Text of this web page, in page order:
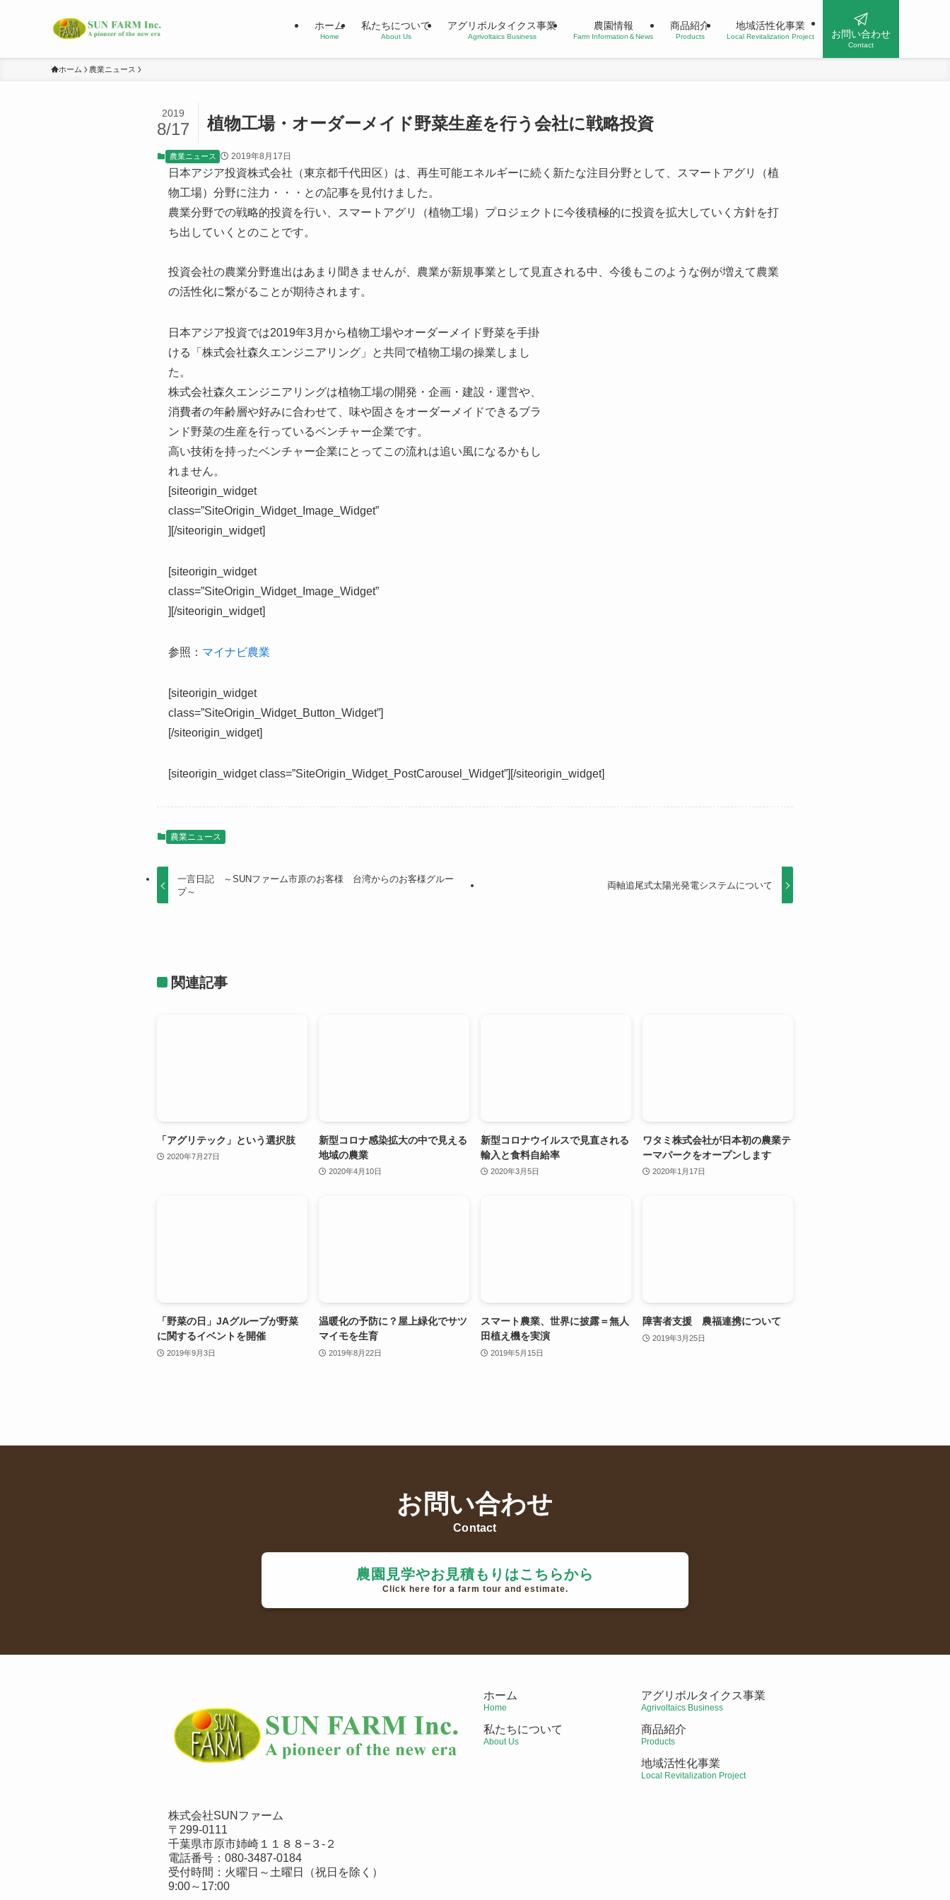
ホーム
Home
私たちについて
About Us
アグリボルタイクス事業
Agrivoltaics Business
農園情報
Farm Information＆News
商品紹介
Products
地域活性化事業
Local Revitalization Project お問い合わせ
Contact
ホーム 農業ニュース
植物⼯場・オーダーメイド野菜⽣産を行う会社に戦略投資
2019
8/17
農業ニュース 2019年8月17日
日本アジア投資株式会社（東京都千代⽥区）は、再⽣可能エネルギーに続く新たな注目分野として、スマートアグリ（植
物⼯場）分野に注力・・・との記事を見付けました。
農業分野での戦略的投資を行い、スマートアグリ（植物⼯場）プロジェクトに今後積極的に投資を拡⼤していく⽅針を打
ち出していくとのことです。
投資会社の農業分野進出はあまり聞きませんが、農業が新規事業として見直される中、今後もこのような例が増えて農業
の活性化に繋がることが期待されます。
日本アジア投資では2019年3月から植物⼯場やオーダーメイド野菜を手掛
ける「株式会社森久エンジニアリング」と共同で植物工場の操業しまし
た。
株式会社森久エンジニアリングは植物⼯場の開発・企画・建設・運営や、
消費者の年齢層や好みに合わせて、味や固さをオーダーメイドできるブラ
ンド野菜の生産を行っているベンチャー企業です。
高い技術を持ったベンチャー企業にとってこの流れは追い風になるかもし
れません。
[siteorigin_widget
class=”SiteOrigin_Widget_Image_Widget”
] [/siteorigin_widget]
[siteorigin_widget
class=”SiteOrigin_Widget_Image_Widget”
] [/siteorigin_widget]
参照： マイナビ農業
[siteorigin_widget
class=”SiteOrigin_Widget_Button_Widget”]
[/siteorigin_widget]
[siteorigin_widget class=”SiteOrigin_Widget_PostCarousel_Widget”] [/siteorigin_widget]
農業ニュース
一言日記 ～SUNファーム市原のお客様 台湾からのお客様グルー
プ～
両軸追尾式太陽光発電システムについて
関連記事
「アグリテック」という選択肢
2020年7月27日
新型コロナ感染拡大の中で見える
地域の農業
2020年4月10日
新型コロナウイルスで見直される
輸入と食料自給率
2020年3月5日
ワタミ株式会社が日本初の農業テ
ーマパークをオープンします
2020年1月17日
「野菜の日」JAグループが野菜
に関するイベントを開催
2019年9月3日
温暖化の予防に？屋上緑化でサツ
マイモを生育
2019年8月22日
スマート農業、世界に披露＝無人
田植え機を実演
2019年5月15日
障害者支援 農福連携について
2019年3月25日
お問い合わせ
Contact
農園見学やお見積もりはこちらから
Click here for a farm tour and estimate.
株式会社SUNファーム
〒299-0111
千葉県市原市姉崎１１８８−３-２
電話番号： 080-3487-0184
受付時間：火曜日～土曜日（祝日を除く）
9:00～17:00
ホーム
Home
私たちについて
About Us
アグリボルタイクス事業
Agrivoltaics Business
商品紹介
Products
地域活性化事業
Local Revitalization Project